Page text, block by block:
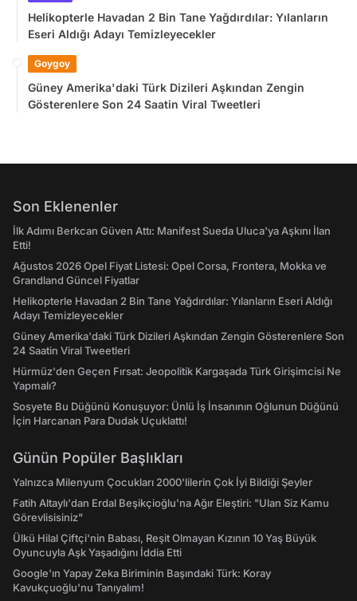
Helikopterle Havadan 2 Bin Tane Yağdırdılar: Yılanların
Eseri Aldığı Adayı Temizleyecekler
Goygoy
Güney Amerika'daki Türk Dizileri Aşkından Zengin
Gösterenlere Son 24 Saatin Viral Tweetleri
Son Eklenenler
İlk Adımı Berkcan Güven Attı: Manifest Sueda Uluca'ya Aşkını İlan
Etti!
Ağustos 2026 Opel Fiyat Listesi: Opel Corsa, Frontera, Mokka ve
Grandland Güncel Fiyatlar
Helikopterle Havadan 2 Bin Tane Yağdırdılar: Yılanların Eseri Aldığı
Adayı Temizleyecekler
Güney Amerika'daki Türk Dizileri Aşkından Zengin Gösterenlere Son
24 Saatin Viral Tweetleri
Hürmüz'den Geçen Fırsat: Jeopolitik Kargaşada Türk Girişimcisi Ne
Yapmalı?
Sosyete Bu Düğünü Konuşuyor: Ünlü İş İnsanının Oğlunun Düğünü
İçin Harcanan Para Dudak Uçuklattı!
Günün Popüler Başlıkları
Yalnızca Milenyum Çocukları 2000'lilerin Çok İyi Bildiği Şeyler
Fatih Altaylı'dan Erdal Beşikçioğlu'na Ağır Eleştiri: "Ulan Siz Kamu
Görevlisisiniz"
Ülkü Hilal Çiftçi'nin Babası, Reşit Olmayan Kızının 10 Yaş Büyük
Oyuncuyla Aşk Yaşadığını İddia Etti
Google'ın Yapay Zeka Biriminin Başındaki Türk: Koray
Kavukçuoğlu'nu Tanıyalım!